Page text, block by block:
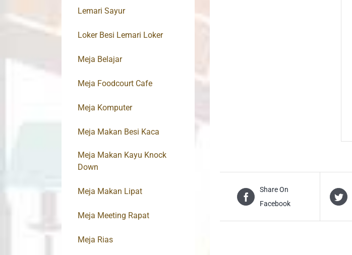
Share On
Facebook
Lemari Sayur
Loker Besi Lemari Loker
Meja Belajar
Meja Foodcourt Cafe
Meja Komputer
Meja Makan Besi Kaca
Meja Makan Kayu Knock
Down
Meja Makan Lipat
Meja Meeting Rapat
Meja Rias